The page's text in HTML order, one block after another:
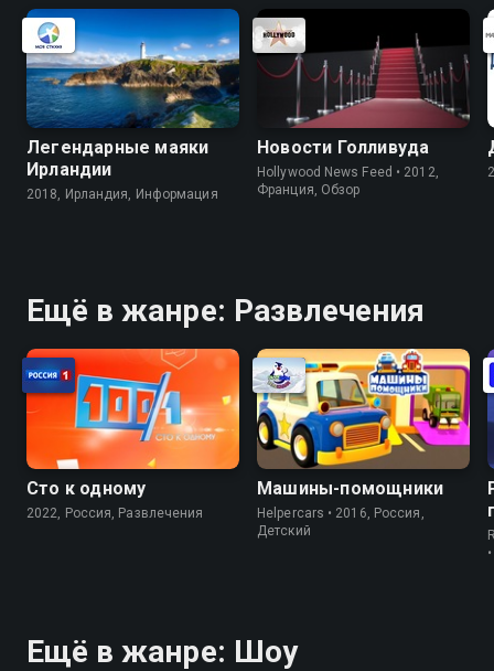
Легендарные маяки
Ирландии
2018, Ирландия, Информация
Новости Голливуда
Hollywood News Feed • 2012,
Франция, Обзор
Ещё в жанре: Развлечения
Сто к одному
2022, Россия, Развлечения
Машины-помощники
Helpercars • 2016, Россия,
Детский
Ещё в жанре: Шоу